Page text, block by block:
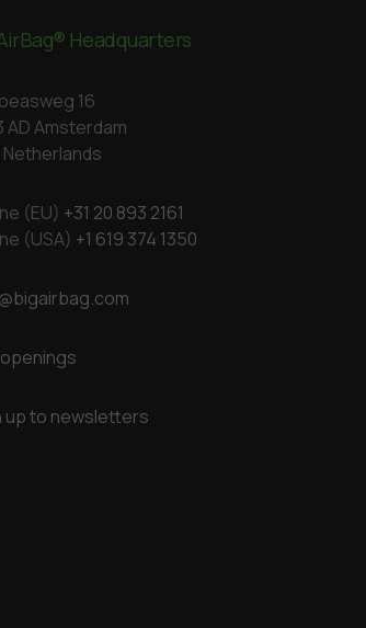
Headquarters
16
AD Amsterdam
(EU) +31 20 893 2161
(USA) +1 619 374 1350
up to newsletters